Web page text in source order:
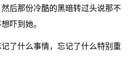
后那份冷酷的黑暗转过头说那不
吓到她。
了什么事情，忘记了什么特别重